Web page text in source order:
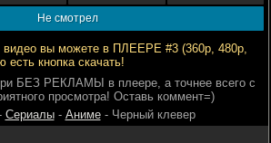
Не смотрел
вы можете в ПЛЕЕРЕ #3 (360р, 480р,
кнопка скачать!
БЕЗ РЕКЛАМЫ в плеере, а точнее всего с
просмотра! Оставь коммент=)
Сериалы- Аниме- Черный клевер